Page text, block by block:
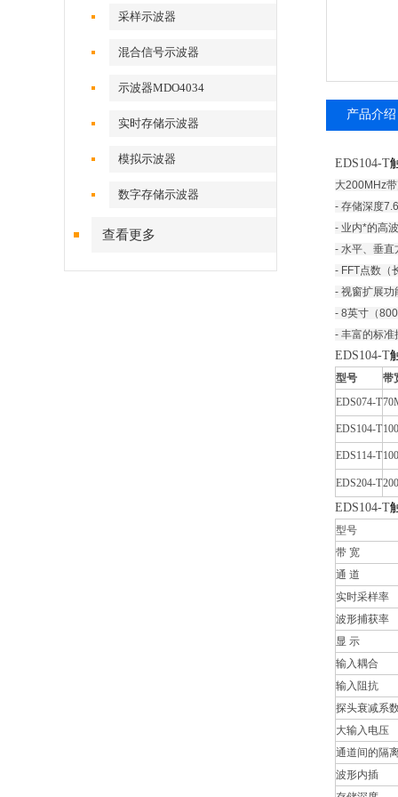
采样示波器
混合信号示波器
示波器MDO4034
实时存储示波器
模拟示波器
数字存储示波器
查看更多
产品介绍
EDS104-T
大200MHz
- 存储深度
- 业内*的高
- 水平、垂直
- FFT点数（
- 视窗扩展功
- 8英寸（
- 丰富的标准
EDS104-T
型号
带
EDS074-T
EDS104-T
EDS114-T
EDS204-T
EDS104-T
型号
带 宽
通 道
实时采样率
波形捕获率
显 示
输入耦合
输入阻抗
探头衰减系
大输入电压
通道间的隔
波形内插